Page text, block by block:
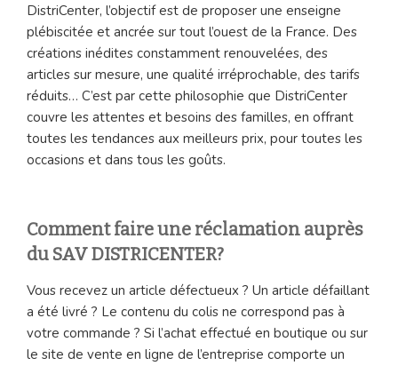
DistriCenter, l’objectif est de proposer une enseigne
plébiscitée et ancrée sur tout l’ouest de la France. Des
créations inédites constamment renouvelées, des
articles sur mesure, une qualité irréprochable, des tarifs
réduits… C’est par cette philosophie que DistriCenter
couvre les attentes et besoins des familles, en offrant
toutes les tendances aux meilleurs prix, pour toutes les
occasions et dans tous les goûts.
Comment faire une réclamation auprès
du SAV DISTRICENTER?
Vous recevez un article défectueux ? Un article défaillant
a été livré ? Le contenu du colis ne correspond pas à
votre commande ? Si l’achat effectué en boutique ou sur
le site de vente en ligne de l’entreprise comporte un